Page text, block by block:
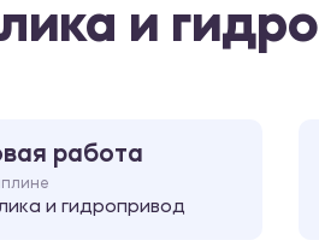
и
работа
и гидропривод